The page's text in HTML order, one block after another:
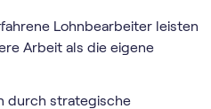
Lohnbearbeiter leisten
Arbeit als die eigene
durch strategische